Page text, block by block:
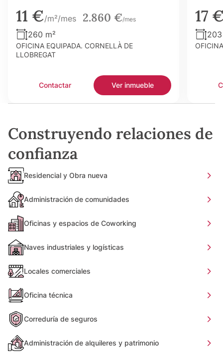
11 €/m²/mes 2.860 €/mes
260 m²
OFICINA EQUIPADA. CORNELLÀ DE
LLOBREGAT
Contactar Ver inmueble
17
Construyendo relaciones de
confianza
Residencial y Obra nueva
Administración de comunidades
Oficinas y espacios de Coworking
Naves industriales y logísticas
Locales comerciales
Oficina técnica
Correduría de seguros
Administración de alquileres y patrimonio